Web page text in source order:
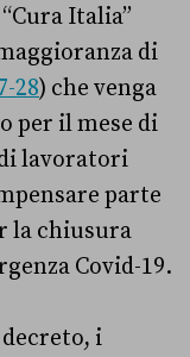
Italia”
di
28) che venga
per il mese di
lavoratori
parte
la chiusura
Covid-19.
i